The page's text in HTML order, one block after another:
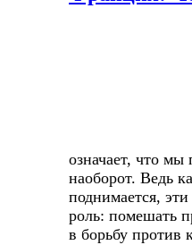
означает, что
наоборот. Ведь
поднимается,
роль: помешать
в борьбу против